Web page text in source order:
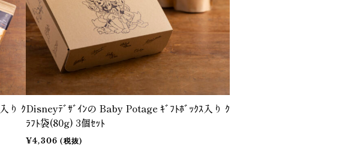
り ｸDisneyﾃﾞｻﾞｲﾝの Baby Potage ｷﾞﾌﾄﾎﾞｯｸｽ入り ｸ
ﾗﾌﾄ袋(80g) 3個ｾｯﾄ
¥4,306 (税抜)